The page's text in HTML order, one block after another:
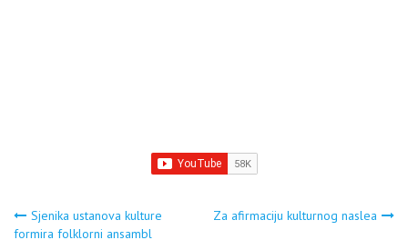
Navigacija
Sjenika ustanova kulture
formira folklorni ansambl
Za afirmaciju kulturnog naslea